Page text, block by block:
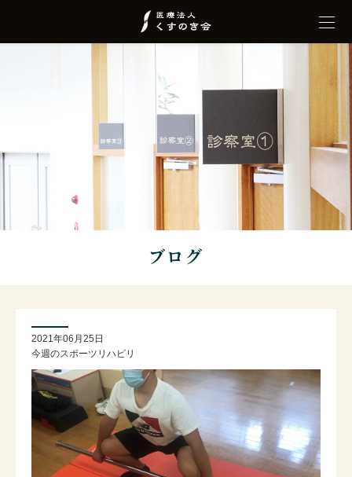
ブログ
2021年06月25日
今週のスポーツリハビリ